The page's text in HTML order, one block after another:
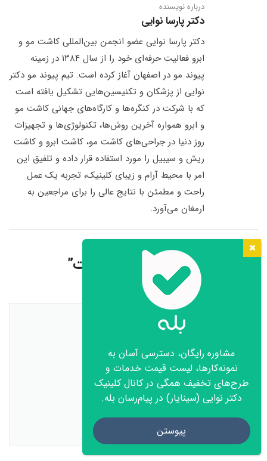
درباره نویسنده
دکتر پارسا نوایی
دکتر پارسا نوایی عضو انجمن بین‌المللی کاشت مو و
ابرو فعالیت حرفه‌ای خود را از سال ۱۳۸۴ در زمینه
پیوند مو در اصفهان آغاز کرده است. تیم پیوند مو دکتر
نوایی از پزشکان و تکنیسین‌هایی تشکیل یافته است
که با شرکت در کنگره‌ها و کارگاه‌های جهانی کاشت مو
و ابرو همواره آخرین روش‌ها، تکنولوژی‌ها و تجهیزات
روز دنیا در جراحی‌های کاشت مو، کاشت ابرو و کاشت
ریش و سیبیل را مورد استفاده قرار داده و تلفیق این
امر با محیط آرام و زیبای کلینیک، تجربه یک عمل
راحت و مطمئن با نتایج عالی را برای مراجعین به
ارمغان می‌آورد.
اسکالپ سر چیست”
کسری حق شناس
سلام وقت بخیر آقای دکتر
مطلب بسیار خوب و مفیدی بود
سپاسگزارم بابت اطلاعاتی که منتشر کردید
مشاوره رایگان، دسترسی آسان به
نمونه‌کارها، لیست قیمت خدمات و
طرح‌های تخفیف همگی در کانال کلینیک
دکتر نوایی (سینایار) در پیام‌رسان بله.
پیوستن
تماس با ما
Open